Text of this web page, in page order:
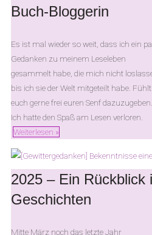
Buch-Bloggerin
Es ist mal wieder so weit, dass ich ein
Gedanken zu meinem Leseleben
gesammelt habe, die mich nicht
bis ich sie der Welt mitgeteilt habe. Fühlt
euch gerne frei euren Senf
Ich hatte den Spaß am Lesen verloren.
Weiterlesen »
2025 – Ein Rückblick
Geschichten
Mitte März noch das letzte Jahr